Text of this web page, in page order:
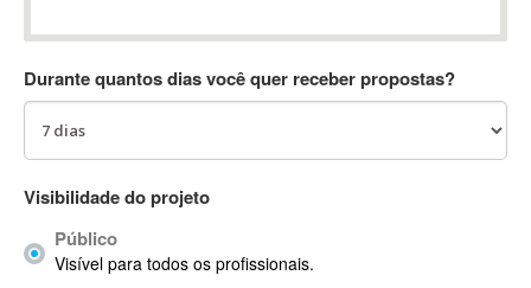
AC3
ACID Pro
ACPI
Acrobat
Durante quantos dias você quer receber propostas?
Visibilidade do projeto
Público
Visível para todos os profissionais.